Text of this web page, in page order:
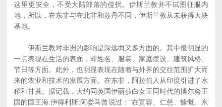
这里更安全，不受大陆部落的侵扰。伊斯兰教并不试图征服内
地，所以，在东非与在北非和苏丹不同，伊斯兰教从未获得大块
基地。
伊斯兰教对非洲的影响是深远而又多方面的。其中最明显的
一点表现在生活的表面，即姓名、服装、家庭摆设、建筑风格、
节日等方面。此外，也明显表现在随着与外界的交往范围扩大而
来的农业和技术的发展方面。在东非，阿拉伯人从印度引进了水
稻和甘蔗。据记载，大约同英国伊丽莎白女王同时代的博尔努王
国的国王海.伊得利斯.阿娄马曾说过："在宽容、仁慈、慷慨、永